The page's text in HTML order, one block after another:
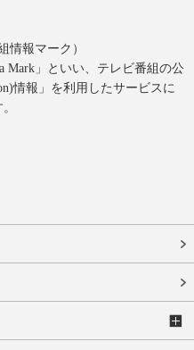
情報マーク）
Mark」といい、テレビ番組の公
情報」を利用したサービスに